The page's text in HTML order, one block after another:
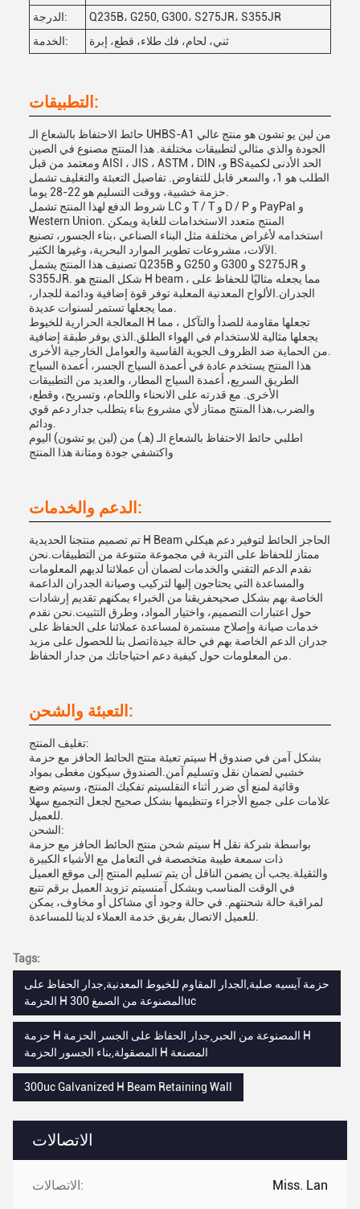
الاتصالات
الاتصالات: Miss. Lan
الدرجة:
Q235B، G250, G300، S275JR، S355JR
الخدمة:
ثني، لحام، فك طلاء، قطع، إبرة
التطبيقات:
حائط الاحتفاظ بالشعاع الـ UHBS-A1 من لين يو تشون هو منتج عالي
الجودة والذي مثالي لتطبيقات مختلفة. هذا المنتج مصنوع في الصين
ومعتمد من قبل AISI ، JIS ، ASTM ، DIN ،و BSالحد الأدنى لكمية
الطلب هو 1، والسعر قابل للتفاوض. تفاصيل التعبئة والتغليف تشمل
شروط الدفع لهذا المنتج تشمل LC و T / T و D / P و PayPal و
Western Union. المنتج متعدد الاستخدامات للغاية ويمكن
استخدامه لأغراض مختلفة مثل البناء الصناعي ،بناء الجسور، تصنيع
تصنيف هذا المنتج يشمل Q235B و G250 و G300 و S275JR و
S355JR. شكل المنتج هو H beam ، مما يجعله مثاليًا للحفاظ على
الجدران.الألواح المعدنية المعلبة توفر قوة إضافية ودائمة للجدار،
المعالجة الحرارية للخيوط H تجعلها مقاومة للصدأ والتآكل ، مما
يجعلها مثالية للاستخدام في الهواء الطلق.الذي يوفر طبقة إضافية
هذا المنتج يستخدم عادة في أعمدة السياج الجسر، أعمدة السياج
الطريق السريع، أعمدة السياج المطار، والعديد من التطبيقات
الأخرى. مع قدرته على الانحناء واللحام، وتسريح، وقطع،
والضرب،هذا المنتج ممتاز لأي مشروع بناء يتطلب جدار دعم قوي
اطلبي حائط الاحتفاظ بالشعاع الـ (هـ) من (لين يو تشون) اليوم
واكتشفي جودة ومتانة هذا المنتج
الدعم والخدمات:
تم تصميم منتجنا الحديدية H Beam الحاجز الحائط لتوفير دعم هيكلي
ممتاز للحفاظ على التربة في مجموعة متنوعة من التطبيقات.نحن
نقدم الدعم التقني والخدمات لضمان أن عملائنا لديهم المعلومات
والمساعدة التي يحتاجون إليها لتركيب وصيانة الجدران الداعمة
الخاصة بهم بشكل صحيحفريقنا من الخبراء يمكنهم تقديم إرشادات
حول اعتبارات التصميم، واختيار المواد، وطرق التثبيت.نحن نقدم
خدمات صيانة وإصلاح مستمرة لمساعدة عملائنا على الحفاظ على
جدران الدعم الخاصة بهم في حالة جيدةاتصل بنا للحصول على مزيد
التعبئة والشحن:
تغليف المنتج:
سيتم تعبئة منتج الحائط الحافز مع حزمة H بشكل آمن في صندوق
خشبي لضمان نقل وتسليم آمن.الصندوق سيكون مغطى بمواد
وقائية لمنع أي ضرر أثناء النقلسيتم تفكيك المنتج، وسيتم وضع
علامات على جميع الأجزاء وتنظيمها بشكل صحيح لجعل التجميع سهلا
الشحن:
سيتم شحن منتج الحائط الحافز مع حزمة H بواسطة شركة نقل
ذات سمعة طيبة متخصصة في التعامل مع الأشياء الكبيرة
والثقيلة.يجب أن يضمن الناقل أن يتم تسليم المنتج إلى موقع العميل
في الوقت المناسب وبشكل آمنسيتم تزويد العميل برقم تتبع
لمراقبة حالة شحنتهم. في حالة وجود أي مشاكل أو مخاوف، يمكن
Tags:
حزمة آيسيه صلبة,الجدار المقاوم للخيوط المعدنية,جدار الحفاظ على
الحزمة H المصنوعة من الصمغ 300uc
حزمة H المصنوعة من الحبر,جدار الحفاظ على الجسر الحزمة H
المصقولة,بناء الجسور الحزمة H المصنعة
300uc Galvanized H Beam Retaining Wall